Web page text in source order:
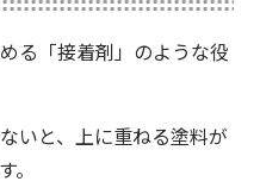
る「接着剤」のような役
いと、上に重ねる塗料が